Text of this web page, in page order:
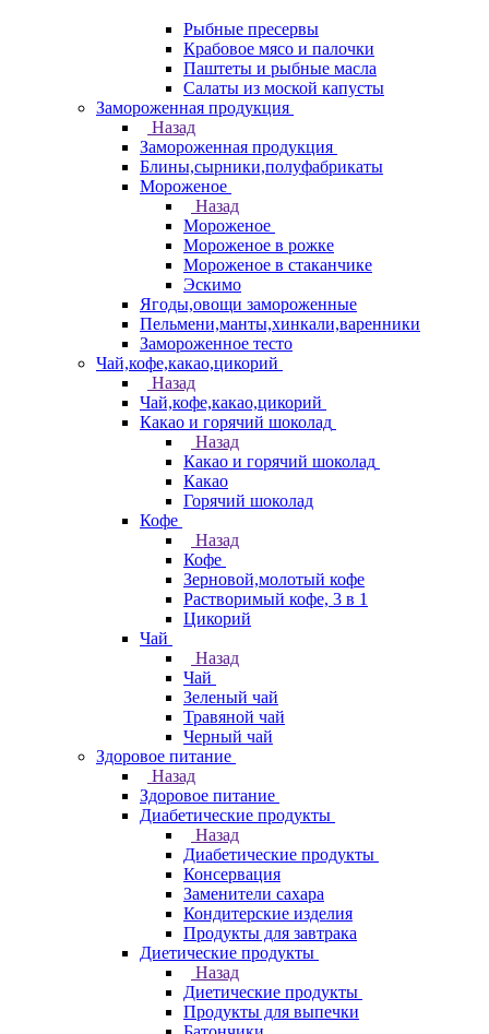
Рыбные пресервы
Крабовое мясо и палочки
Паштеты и рыбные масла
Салаты из моской капусты
Замороженная продукция
Назад
Замороженная продукция
Блины,сырники,полуфабрикаты
Мороженое
Назад
Мороженое
Мороженое в рожке
Мороженое в стаканчике
Эскимо
Ягоды,овощи замороженные
Пельмени,манты,хинкали,варенники
Замороженное тесто
Чай,кофе,какао,цикорий
Назад
Чай,кофе,какао,цикорий
Какао и горячий шоколад
Назад
Какао и горячий шоколад
Какао
Горячий шоколад
Кофе
Назад
Кофе
Зерновой,молотый кофе
Растворимый кофе, 3 в 1
Цикорий
Чай
Назад
Чай
Зеленый чай
Травяной чай
Черный чай
Здоровое питание
Назад
Здоровое питание
Диабетические продукты
Назад
Диабетические продукты
Консервация
Заменители сахара
Кондитерские изделия
Продукты для завтрака
Диетические продукты
Назад
Диетические продукты
Продукты для выпечки